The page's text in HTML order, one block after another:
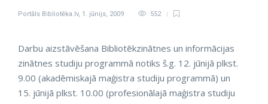
Portāls Bibliotēka.lv, 1. jūnijs, 2009 552
Darbu aizstāvēšana Bibliotēkzinātnes un informācijas
zinātnes studiju programmā notiks š.g. 12. jūnijā plkst.
9.00 (akadēmiskajā maģistra studiju programmā) un
15. jūnijā plkst. 10.00 (profesionālajā maģistra studiju